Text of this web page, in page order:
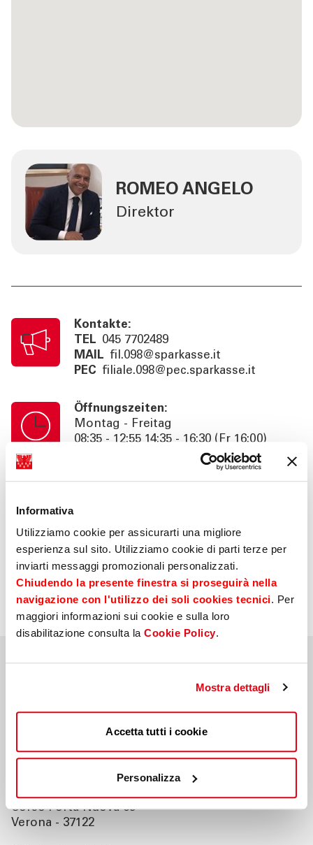
Informativa
Utilizziamo cookie per assicurarti una migliore
esperienza sul sito. Utilizziamo cookie di parti terze per
inviarti messaggi promozionali personalizzati.
Chiudendo la presente finestra si proseguirà nella
navigazione con l'utilizzo dei soli cookies tecnici. Per
maggiori informazioni sui cookie e sulla loro
disabilitazione consulta la Cookie Policy.
Mostra dettagli
Accetta tutti i cookie
Personalizza
ROMEO ANGELO
Direktor
Kontakte:
TEL 045 7702489
MAIL fil.098@sparkasse.it
PEC filiale.098@pec.sparkasse.it
Öffnungszeiten:
Montag - Freitag
08:35 - 12:55 14:35 - 16:30 (Fr 16:00)
Kassenschalterzeiten:
Information:
Beratung nach Termin bis 18:30 (Fr
16:00). SB. 24h
Nahegelegene Filialen
Filiale Bussolengo
Bussolengo - 37012
Filiale Verona
Corso Porta Nuova 65
Verona - 37122